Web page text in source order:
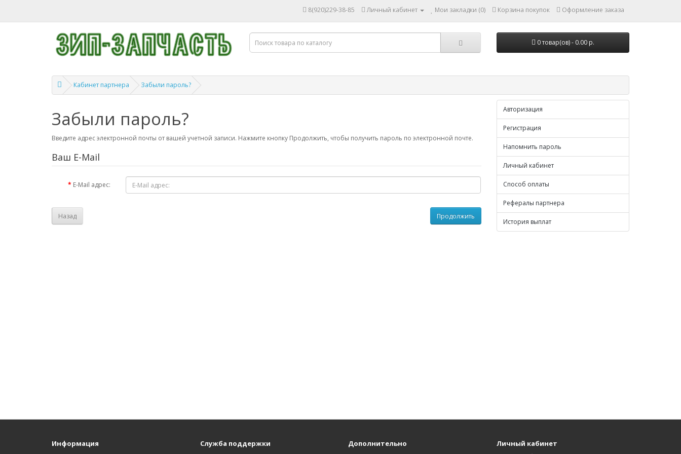
8(920)229-38-85 Личный кабинет Мои закладки (0) Корзина покупок Оформление заказа
0 товар(ов) - 0.00 р.
Кабинет партнера Забыли пароль?
Забыли пароль?
Введите адрес электронной почты от вашей учетной записи. Нажмите кнопку Продолжить, чтобы получить пароль по электронной почте.
Ваш E-Mail
E-Mail адрес:
Назад
Авторизация
Регистрация
Напомнить пароль
Личный кабинет
Способ оплаты
Рефералы партнера
История выплат
Информация Служба поддержки Дополнительно Личный кабинет